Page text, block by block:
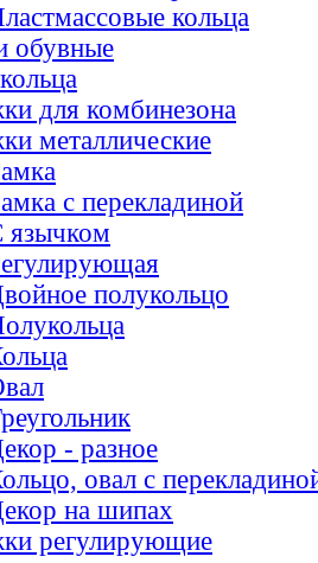
кольца
обувные
для комбинезона
металлические
с перекладиной
язычком
полукольцо
- разное
овал с
на шипах
регулирующие